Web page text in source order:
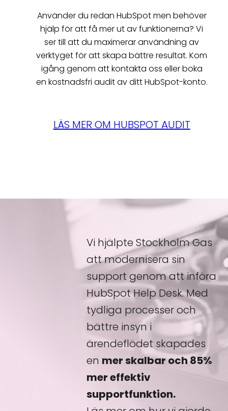
Använder du redan HubSpot men behöver
hjälp för att få mer ut av funktionerna? Vi
ser till att du maximerar användning av
verktyget för att skapa bättre resultat. Kom
igång genom att kontakta oss eller boka
en kostnadsfri audit av ditt HubSpot-konto.
LÄS MER OM HUBSPOT AUDIT
Vi hjälpte Stockholm Gas
att modernisera sin
support genom att införa
HubSpot Help Desk. Med
tydliga processer och
bättre insyn i
ärendeflödet skapades
en mer skalbar och 85%
mer effektiv
supportfunktion.